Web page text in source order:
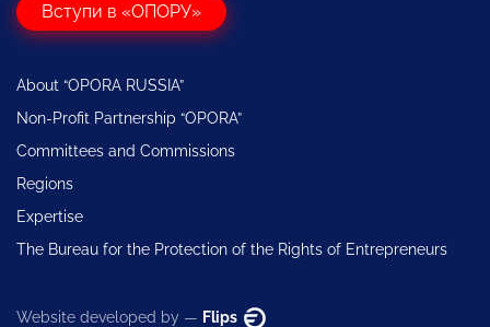
Вступи в «ОПОРУ»
About “OPORA RUSSIA”
Non-Profit Partnership “OPORA”
Committees and Commissions
Regions
Expertise
The Bureau for the Protection of the Rights of Entrepreneurs
Website developed by — Flips